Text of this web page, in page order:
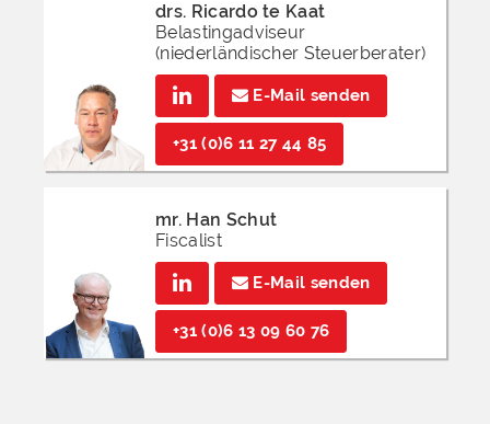
drs. Ricardo te Kaat
Belastingadviseur
(niederländischer Steuerberater)
E-Mail senden
+31 (0)6 11 27 44 85
mr. Han Schut
Fiscalist
E-Mail senden
+31 (0)6 13 09 60 76